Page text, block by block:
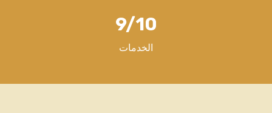
9 /10
الخدمات